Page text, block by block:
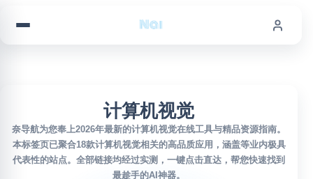
计算机视觉
奈导航为您奉上2026年最新的计算机视觉在线工具与精品资源指南。
本标签页已聚合18款计算机视觉相关的高品质应用，涵盖等业内极具
代表性的站点。全部链接均经过实测，一键点击直达，帮您快速找到
最趁手的AI神器。